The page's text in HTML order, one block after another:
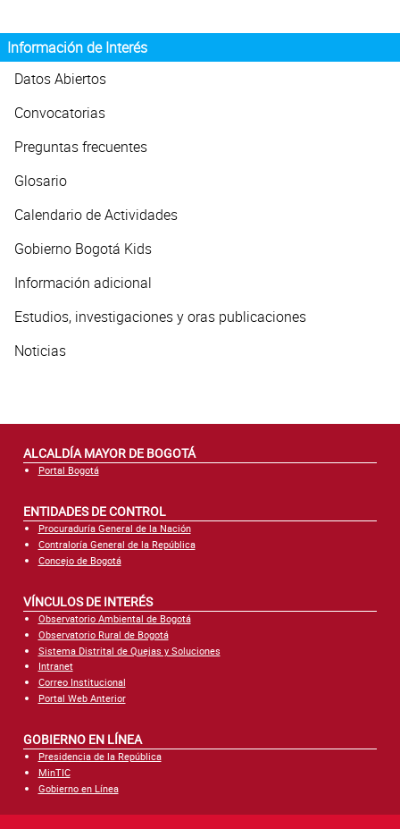
Información de Interés
Datos Abiertos
Convocatorias
Preguntas frecuentes
Glosario
Calendario de Actividades
Gobierno Bogotá Kids
Información adicional
Estudios, investigaciones y oras publicaciones
Noticias
ALCALDÍA MAYOR DE BOGOTÁ
Portal Bogotá
ENTIDADES DE CONTROL
Procuraduría General de la Nación
Contraloría General de la República
Concejo de Bogotá
VÍNCULOS DE INTERÉS
Observatorio Ambiental de Bogotá
Observatorio Rural de Bogotá
Sistema Distrital de Quejas y Soluciones
Intranet
Correo Institucional
Portal Web Anterior
GOBIERNO EN LÍNEA
Presidencia de la República
MinTIC
Gobierno en Línea